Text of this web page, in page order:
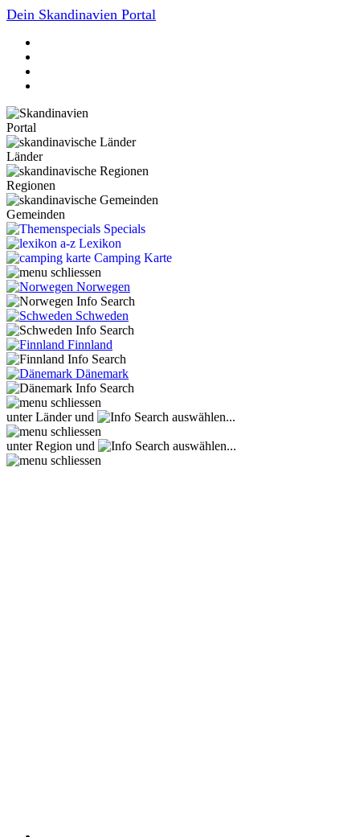
Dein Skandinavien Portal
Portal
Länder
Regionen
Gemeinden
Specials
Lexikon
Camping Karte
Norwegen
Schweden
Finnland
Dänemark
unter Länder und auswählen...
unter Region und auswählen...